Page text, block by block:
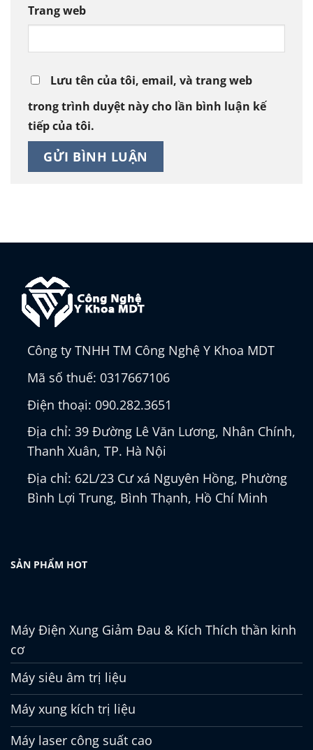
Trang web
Lưu tên của tôi, email, và trang web
trong trình duyệt này cho lần bình luận kế
tiếp của tôi.
Công ty TNHH TM Công Nghệ Y Khoa MDT
Mã số thuế: 0317667106
Điện thoại: 090.282.3651
Địa chỉ: 39 Đường Lê Văn Lương, Nhân Chính,
Thanh Xuân, TP. Hà Nội
Địa chỉ: 62L/23 Cư xá Nguyên Hồng, Phường
Bình Lợi Trung, Bình Thạnh, Hồ Chí Minh
SẢN PHẨM HOT
Máy Điện Xung Giảm Đau & Kích Thích thần kinh
cơ
Máy siêu âm trị liệu
Máy xung kích trị liệu
Máy laser công suất cao